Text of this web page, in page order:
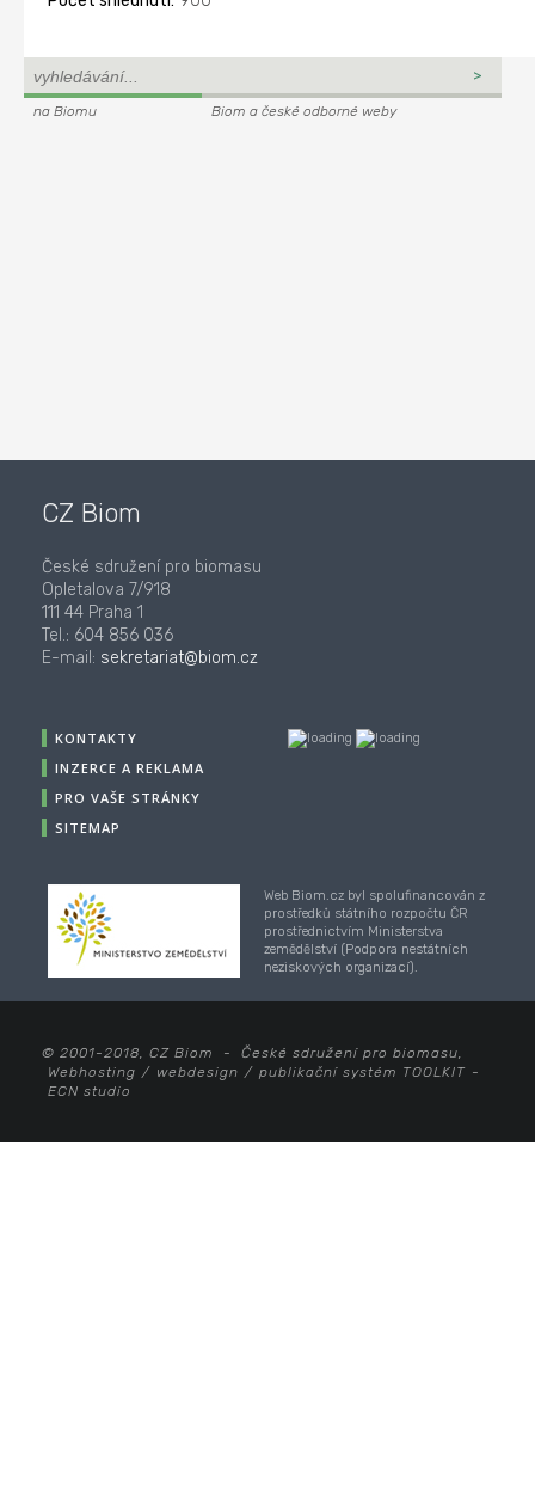
na Biomu Biom a české odborné weby
CZ Biom
České sdružení pro biomasu
Opletalova 7/918
111 44 Praha 1
Tel.: 604 856 036
E-mail: sekretariat@biom.cz
KONTAKTY
INZERCE A REKLAMA
PRO VAŠE STRÁNKY
SITEMAP
Web Biom.cz byl spolufinancován z
prostředků státního rozpočtu ČR
prostřednictvím Ministerstva
zemědělství (Podpora nestátních
neziskových organizací).
© 2001-2018, CZ Biom - České sdružení pro biomasu,
Webhosting / webdesign / publikační systém TOOLKIT -
ECN studio